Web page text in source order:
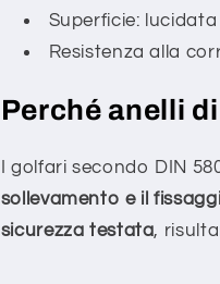
Superficie: lucidata
Resistenza alla
Perché anelli
I golfari secondo DIN
sollevamento e il
sicurezza testata,